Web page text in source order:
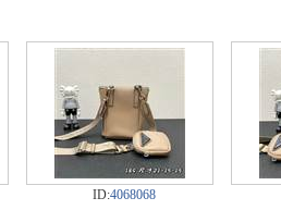
ID:4068068